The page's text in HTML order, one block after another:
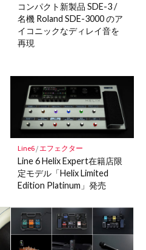
コンパクト新製品 SDE-3 /
名機 Roland SDE-3000 のア
イコニックなディレイ音を
再現
Line6/エフェクター
Line 6 Helix Expert在籍店限
定モデル「Helix Limited
Edition Platinum」発売